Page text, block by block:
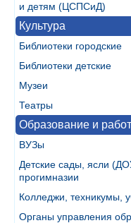
и детям (ЦСПСиД)
Культура
Библиотеки городские
Библиотеки детские
Музеи
Театры
Образование и
ВУЗы
Детские сады, ясли
прогимназии
Колледжи, техникумы,
Органы управления